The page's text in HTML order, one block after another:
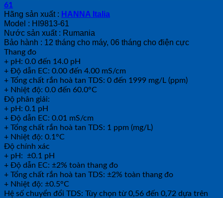
61
Hãng sản xuất : HANNA Italia
Model : HI9813-61
Nước sản xuất : Rumania
Bảo hành : 12 tháng cho máy, 06 tháng cho điện cực
Thang đo
+ pH: 0.0 đến 14.0 pH
+ Độ dẫn EC: 0.00 đến 4.00 mS/cm
+ Tổng chất rắn hoà tan TDS: 0 đến 1999 mg/L (ppm)
+ Nhiệt độ: 0.0 đến 60.0°C
Độ phân giải:
+ pH: 0.1 pH
+ Độ dẫn EC: 0.01 mS/cm
+ Tổng chất rắn hoà tan TDS: 1 ppm (mg/L)
+ Nhiệt độ: 0.1°C
Độ chính xác
+ pH: ±0.1 pH
+ Độ dẫn EC: ±2% toàn thang đo
+ Tổng chất rắn hoà tan TDS: ±2% toàn thang đo
+ Nhiệt độ: ±0.5°C
Hệ số chuyển đổi TDS: Tùy chọn từ 0,56 đến 0,72 dựa trên